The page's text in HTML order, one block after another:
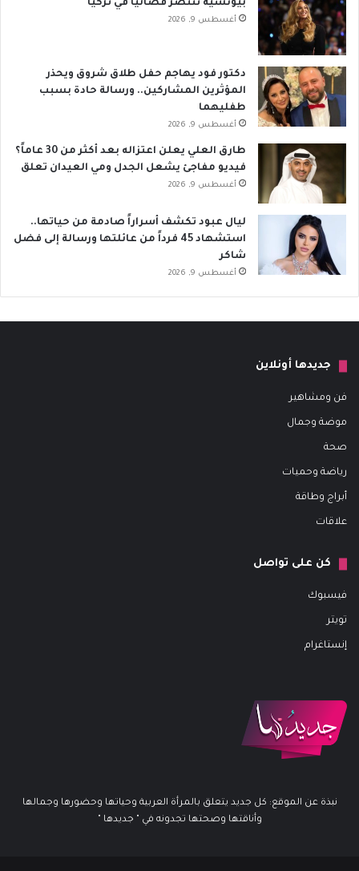
بيونسيه تنتصر قضائياً في تركيا
أغسطس 9, 2026
دكتور فود يهاجم حفل طلاق شروق ويحذر
المؤثرين المشاركين.. ورسالة حادة بسبب
طفليهما
أغسطس 9, 2026
طارق العلي يعلن اعتزاله بعد أكثر من 30 عاماً؟
فيديو مفاجئ يشعل الجدل ومي العيدان تعلق
أغسطس 9, 2026
ليال عبود تكشف أسراراً صادمة من حياتها..
استشهاد 45 فرداً من عائلتها ورسالة إلى فضل
شاكر
أغسطس 9, 2026
جديدها أونلاين
فن ومشاهير
موضة وجمال
صحة
رياضة وحميات
أبراج وطاقة
علاقات
كن على تواصل
فيسبوك
تويتر
إنستاغرام
نبذة عن الموقع: كل جديد يتعلق بالمرأة العربية وحياتها وحضورها وجمالها
وأناقتها وصحتها تجدونه في " جديدها "